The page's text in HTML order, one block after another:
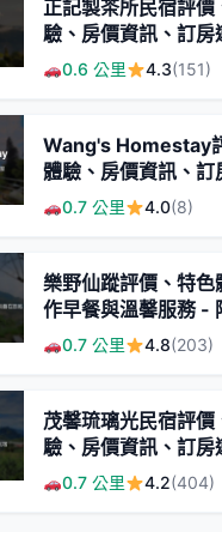
正記製茶所民宿評價
驗、房價資訊、訂房
里山茶園旁溫馨住宿
0.6 公里 4.3(151)
Wang's Homestay
體驗、房價資訊、訂
鄉村溫馨民宿
0.7 公里 4.0(8)
樂野仙蹤評價、特色
作早餐與溫馨服務 -
林秘境民宿
0.7 公里 4.8(203)
茂馨琉璃光民宿評價
驗、房價資訊、訂房
里山頂石棹茶園美景
0.7 公里 4.2(404)